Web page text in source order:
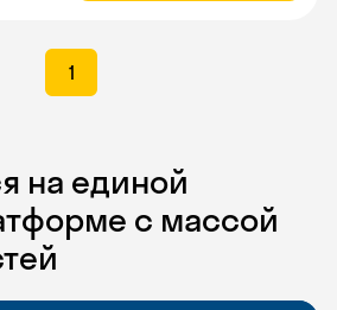
1
на единой
с массой